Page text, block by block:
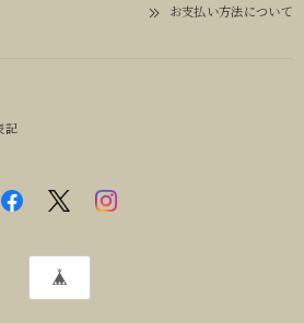
お支払い方法について
記